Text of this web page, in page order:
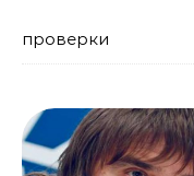
проверки